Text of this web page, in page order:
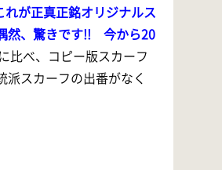
が正真正銘オリジナルス
然、驚きです!! 今から20
べ、コピー版スカーフ
スカーフの出番がなく